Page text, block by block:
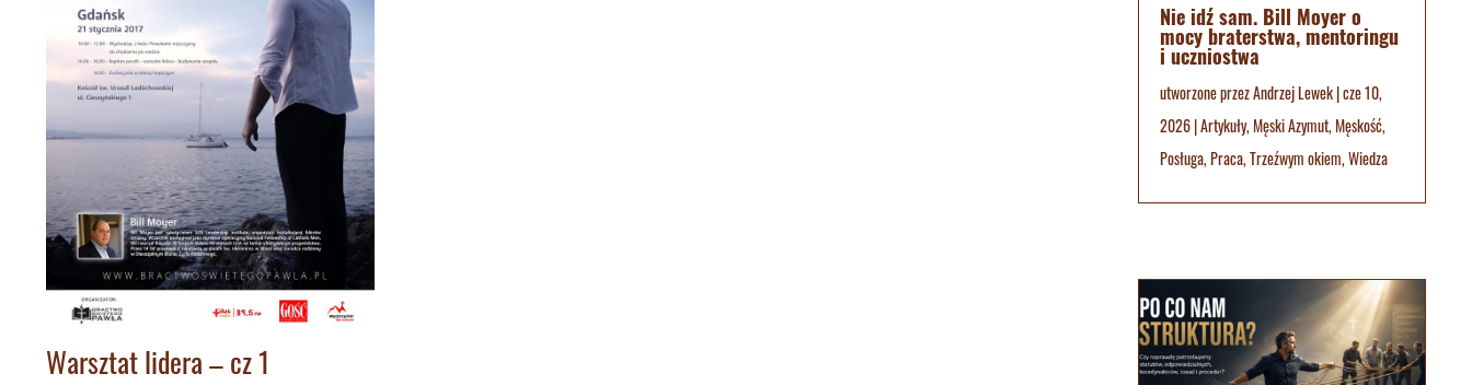
Warsztat lidera – cz 1
Nie idź sam. Bill Moyer o
mocy braterstwa, mentoringu
i uczniostwa
utworzone przezAndrzej Lewek|cze 10,
2026|Artykuły,Męski Azymut,Męskość,
Posługa,Praca,Trzeźwym okiem,Wiedza